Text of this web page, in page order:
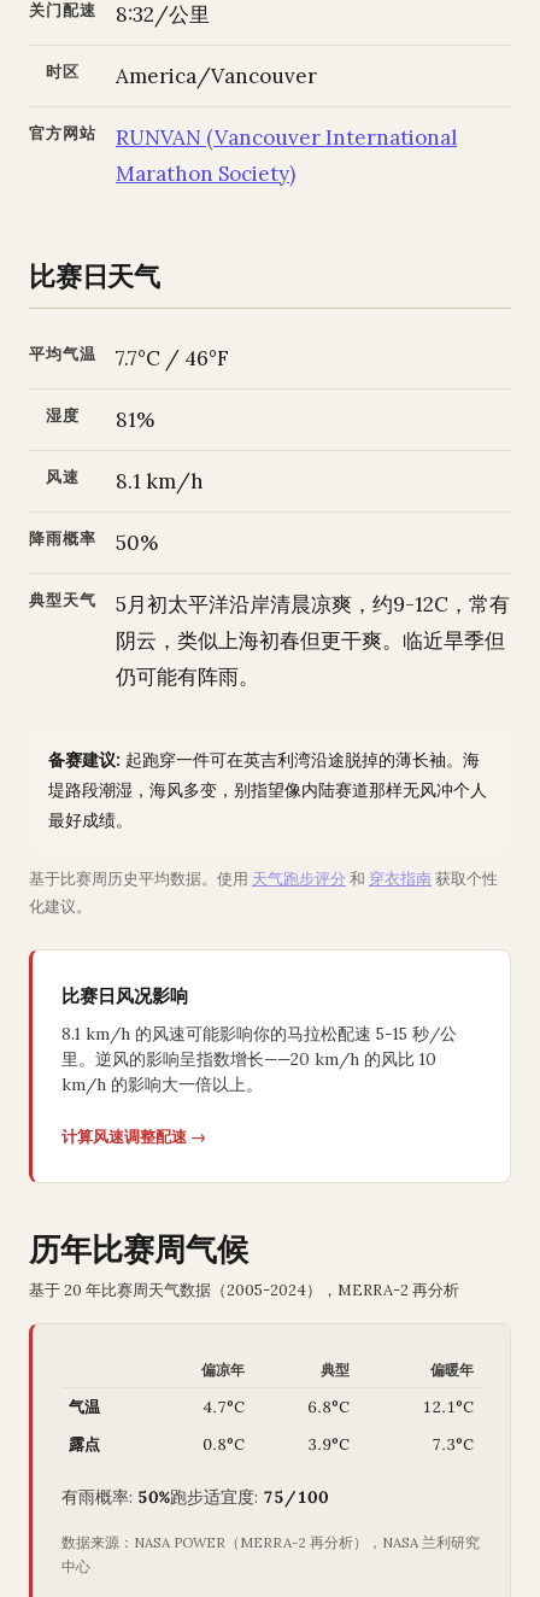
关门配速 8:32/公里
时区 America/Vancouver
官方网站
RUNVAN (Vancouver International
Marathon Society)
比赛日天气
平均气温 7.7°C / 46°F
湿度 81%
风速 8.1 km/h
降雨概率 50%
典型天气
5月初太平洋沿岸清晨凉爽，约9-12C，常有
阴云，类似上海初春但更干爽。临近旱季但
仍可能有阵雨。
备赛建议: 起跑穿一件可在英吉利湾沿途脱掉的薄长袖。海
堤路段潮湿，海风多变，别指望像内陆赛道那样无风冲个人
最好成绩。
基于比赛周历史平均数据。使用 天气跑步评分 和 穿衣指南获取个性
化建议。
比赛日风况影响
8.1 km/h 的风速可能影响你的马拉松配速 5-15 秒/公
里。逆风的影响呈指数增长——20 km/h 的风比 10
km/h 的影响大一倍以上。
计算风速调整配速 →
历年比赛周气候
基于 20 年比赛周天气数据（2005-2024），MERRA-2 再分析
偏凉年 典型 偏暖年
气温 4.7°C 6.8°C
12.1°C
露点
0.8°C 3.9°C 7.3°C
有雨概率: 50%跑步适宜度: 75/100
数据来源：NASA POWER（MERRA-2 再分析），NASA 兰利研究
中心